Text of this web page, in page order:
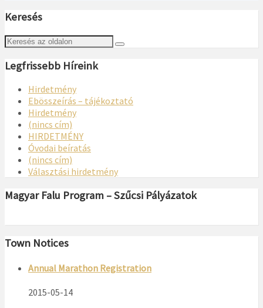
Keresés
Legfrissebb Híreink
Hirdetmény
Ebösszeírás – tájékoztató
Hirdetmény
(nincs cím)
HIRDETMÉNY
Óvodai beíratás
(nincs cím)
Választási hirdetmény
Magyar Falu Program – Szűcsi Pályázatok
Town Notices
Annual Marathon Registration
2015-05-14